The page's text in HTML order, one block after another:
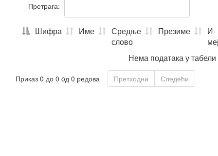
Претрага:
Шифра Име
Средње
слово
Презиме
И-
Нема података у табели
Приказ 0 до 0 oд 0 редова Претходни Следећи